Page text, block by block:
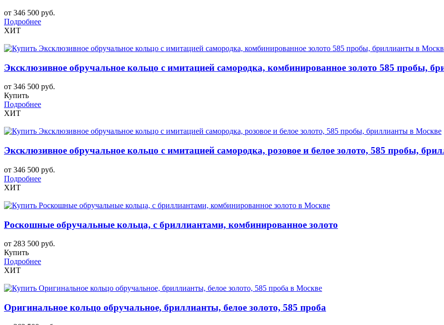
от 346 500 руб.
Подробнее
ХИТ
Эксклюзивное обручальное кольцо с имитацией самородка, комбинированное золото 585 пробы,
от 346 500 руб.
Купить
Подробнее
ХИТ
Эксклюзивное обручальное кольцо с имитацией самородка, розовое и белое золото, 585 пробы,
от 346 500 руб.
Подробнее
ХИТ
Роскошные обручальные кольца, с бриллиантами, комбинированное золото
от 283 500 руб.
Купить
Подробнее
ХИТ
Оригинальное кольцо обручальное, бриллианты, белое золото, 585 проба